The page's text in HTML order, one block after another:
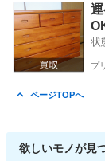
東京 江東区
状
プ
ページTOPへ
欲しいモノが見